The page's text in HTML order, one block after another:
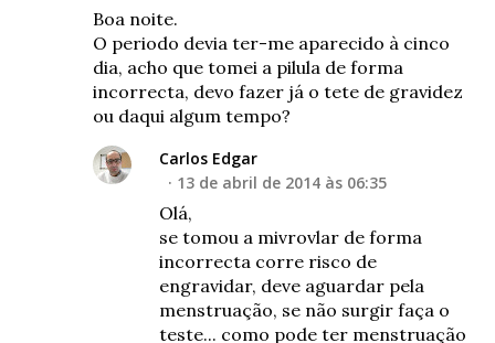
Boa noite.
O periodo devia ter-me aparecido à cinco
dia, acho que tomei a pilula de forma
incorrecta, devo fazer já o tete de gravidez
ou daqui algum tempo?
Carlos Edgar
13 de abril de 2014 às 06:35
Olá,
se tomou a mivrovlar de forma
incorrecta corre risco de
engravidar, deve aguardar pela
menstruação, se não surgir faça o
teste... como pode ter menstruação